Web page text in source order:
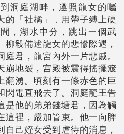
洞庭湖畔，遵照龍女的囑
的「社橘」，用帶子縛上硬
，湖水中分，跳出一個武
毅備述龍女的悲慘際遇，
君，龍宮內外一片悲戚。
崩地裂，宫殿被震得搖擺簸
翻湧。頃刻有一條赤色的巨
閃電直飛去了。洞庭龍王告
是他的弟弟錢塘君，因為觸
這裡，嚴加管束。他一向脾
己姪女受到虐待的消息，